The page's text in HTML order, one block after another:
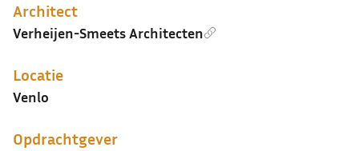
Architect
Verheijen-Smeets Architecten
Locatie
Venlo
Opdrachtgever